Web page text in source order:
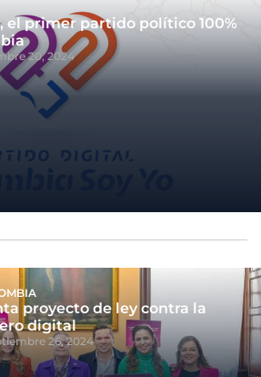
el primer partido político 100%
20, 2024
proyecto de ley contra la
digital
26, 2024